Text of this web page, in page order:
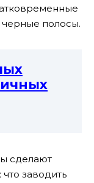
черные полосы.
сделают
заводить